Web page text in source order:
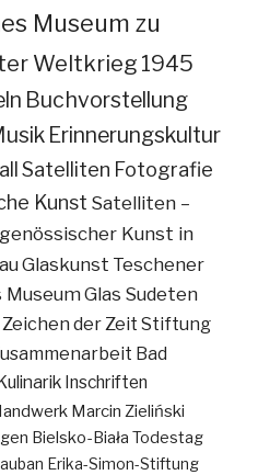
Museum zu
Weltkrieg 1945
Buchvorstellung
Erinnerungskultur
Satelliten Fotografie
Kunst Satelliten –
Kunst in
Glaskunst Teschener
MuseumGlas Sudeten
Zeichen der Zeit Stiftung
Bad
Kulinarik Inschriften
Marcin Zieliński
Bielsko-Biała Todestag
Erika-Simon-Stiftung